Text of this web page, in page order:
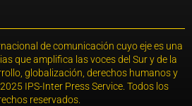
de comunicación cuyo eje es una
que amplifica las voces del Sur y de la
globalización, derechos humanos y
IPS-Inter Press Service. Todos los
reservados.